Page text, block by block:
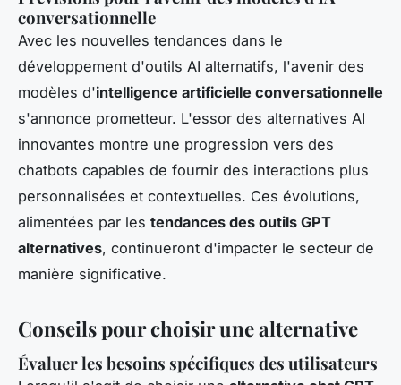
conversationnelle
Avec les nouvelles tendances dans le
développement d'outils AI alternatifs, l'avenir des
modèles d'intelligence artificielle conversationnelle
s'annonce prometteur. L'essor des alternatives AI
innovantes montre une progression vers des
chatbots capables de fournir des interactions plus
personnalisées et contextuelles. Ces évolutions,
alimentées par les tendances des outils GPT
alternatives, continueront d'impacter le secteur de
manière significative.
Conseils pour choisir une alternative
Évaluer les besoins spécifiques des utilisateurs